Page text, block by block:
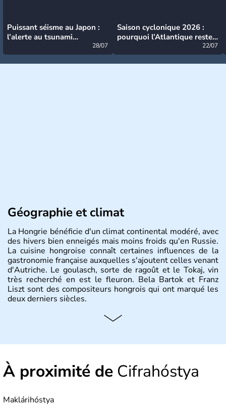
Puissant séisme au Japon :
l’alerte au tsunami
28/07
Saison cyclonique 2026 :
pourquoi l’Atlantique reste
22/07
Géographie et climat
La Hongrie bénéficie d'un climat continental modéré, avec
des hivers bien enneigés mais moins froids qu'en Russie.
La cuisine hongroise connaît certaines influences de la
gastronomie française auxquelles s'ajoutent celles venant
d'Autriche. Le goulasch, sorte de ragoût et le Tokaj, vin
très recherché en est le fleuron. Bela Bartok et Franz
Liszt sont des compositeurs hongrois qui ont marqué les
deux derniers siècles.
Histoire et administration
depuis 2004, la Hongrie est aussi appelée « pays magyar
pays dont la langue est bien-sûr le hongrois et la
monnaie le forint. Sa capitale s'appelle Budapest.
développée en Hongrie.
À proximité de Cifrahóstya
Maklárihóstya